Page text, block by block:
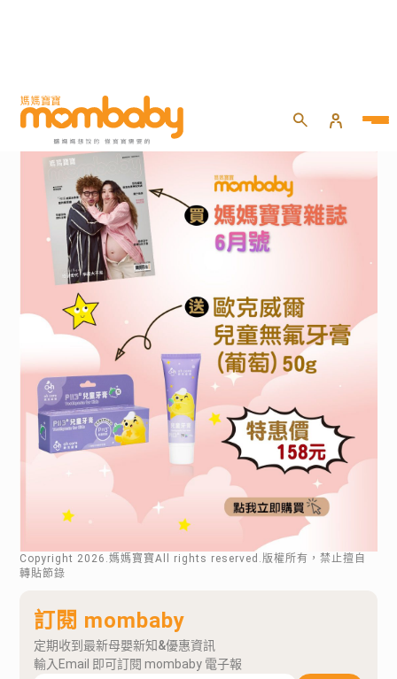
Copyright 2026 .媽媽寶寶All rights reserved.版權所有，禁止擅自
轉貼節錄
訂閱 mombaby
定期收到最新母嬰新知&優惠資訊
輸入Email 即可訂閱 mombaby 電子報